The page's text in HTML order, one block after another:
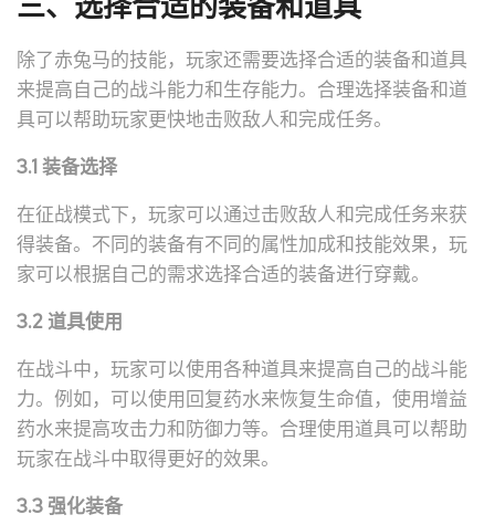
除了赤兔马的技能，玩家还需要选择合适的装备和道具
来提高自己的战斗能力和生存能力。合理选择装备和道
具可以帮助玩家更快地击败敌人和完成任务。
3.1 装备选择
在征战模式下，玩家可以通过击败敌人和完成任务来获
得装备。不同的装备有不同的属性加成和技能效果，玩
家可以根据自己的需求选择合适的装备进行穿戴。
3.2 道具使用
在战斗中，玩家可以使用各种道具来提高自己的战斗能
力。例如，可以使用回复药水来恢复生命值，使用增益
药水来提高攻击力和防御力等。合理使用道具可以帮助
玩家在战斗中取得更好的效果。
3.3 强化装备